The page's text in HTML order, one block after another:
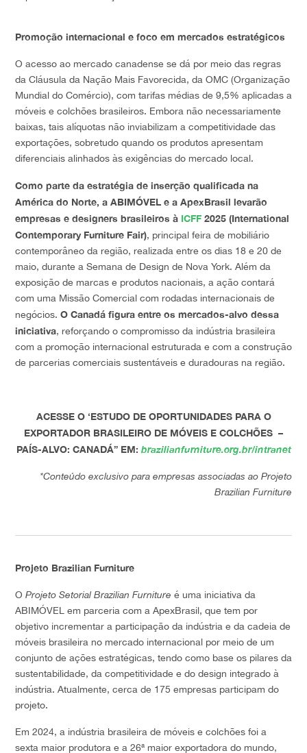
Promoção internacional e foco em mercados estratégicos
O acesso ao mercado canadense se dá por meio das regras
da Cláusula da Nação Mais Favorecida, da OMC (Organização
Mundial do Comércio), com tarifas médias de 9,5% aplicadas a
móveis e colchões brasileiros. Embora não necessariamente
baixas, tais alíquotas não inviabilizam a competitividade das
exportações, sobretudo quando os produtos apresentam
diferenciais alinhados às exigências do mercado local.
Como parte da estratégia de inserção qualificada na
América do Norte, a ABIMÓVEL e a ApexBrasil levarão
empresas e designers brasileiros à ICFF 2025 (International
Contemporary Furniture Fair), principal feira de mobiliário
contemporâneo da região, realizada entre os dias 18 e 20 de
maio, durante a Semana de Design de Nova York. Além da
exposição de marcas e produtos nacionais, a ação contará
com uma Missão Comercial com rodadas internacionais de
negócios. O Canadá figura entre os mercados-alvo dessa
iniciativa, reforçando o compromisso da indústria brasileira
com a promoção internacional estruturada e com a construção
de parcerias comerciais sustentáveis e duradouras na região.
ACESSE O ‘ESTUDO DE OPORTUNIDADES PARA O
EXPORTADOR BRASILEIRO DE MÓVEIS E COLCHÕES –
PAÍS-ALVO: CANADÁ” EM: brazilianfurniture.org.br/intranet
*Conteúdo exclusivo para empresas associadas ao Projeto
Brazilian Furniture
Projeto Brazilian Furniture
O Projeto Setorial Brazilian Furniture é uma iniciativa da
ABIMÓVEL em parceria com a ApexBrasil, que tem por
objetivo incrementar a participação da indústria e da cadeia de
móveis brasileira no mercado internacional por meio de um
conjunto de ações estratégicas, tendo como base os pilares da
sustentabilidade, da competitividade e do design integrado à
indústria. Atualmente, cerca de 175 empresas participam do
projeto.
Em 2024, a indústria brasileira de móveis e colchões foi a
sexta maior produtora e a 26ª maior exportadora do mundo,